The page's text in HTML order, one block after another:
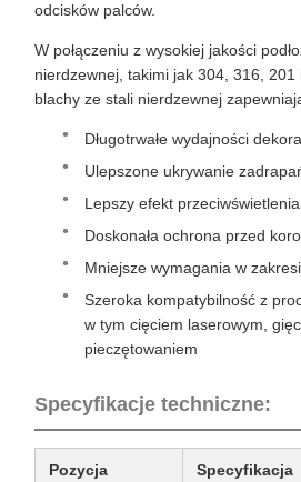
odcisków palców.
W połączeniu z wysokiej jakości
nierdzewnej, takimi jak 304, 316,
blachy ze stali nierdzewnej
Długotrwałe wydajności
Ulepszone ukrywanie
Lepszy efekt przeciwświetlenia
Doskonała ochrona przed
Mniejsze wymagania w
Szeroka kompatybilność z
w tym cięciem laserowym,
pieczętowaniem
Specyfikacje techniczne:
Pozycja Specyfikacja